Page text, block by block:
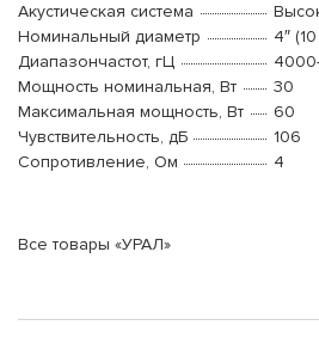
Акустическая система
Номинальный диаметр
4″
Диапазончастот, гЦ
Мощность номинальная, Вт
30
Максимальная мощность, Вт
60
Чувствительность, дБ
106
Сопротивление, Ом
4
Все товары «УРАЛ»